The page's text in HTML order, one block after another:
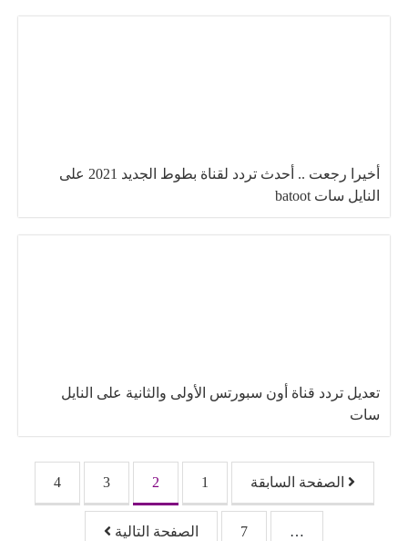
أخيرا رجعت .. أحدث تردد لقناة بطوط الجديد 2021 على
النايل سات batoot
تعديل تردد قناة أون سبورتس الأولى والثانية على النايل
سات
تصفّح المقالات
الصفحة السابقة 1
2
3
4
…
7 الصفحة التالية